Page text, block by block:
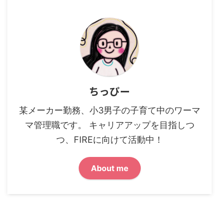
ちっぴー
某メーカー勤務、小3男子の子育て中のワーマ
マ管理職です。 キャリアアップを目指しつ
つ、FIREに向けて活動中！
About me